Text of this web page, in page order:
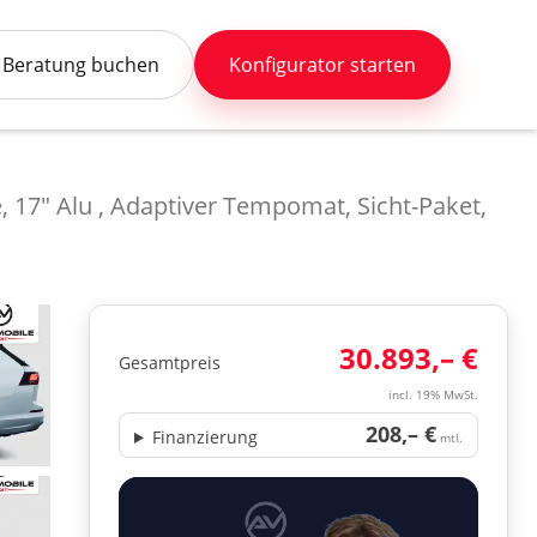
Beratung buchen Konfigurator starten
17" Alu , Adaptiver Tempomat, Sicht-Paket,
Gesamtpreis 30.893,– €
incl. 19% MwSt.
208,– € mtl.
Finanzierung